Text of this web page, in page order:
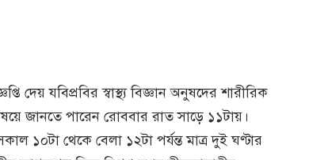
দেয় যবিপ্রবির স্বাস্থ্য বিজ্ঞান অনুষদের শারীরিক
জানতে পারেন রোববার রাত সাড়ে ১১টায়।
১০টা থেকে বেলা ১২টা পর্যন্ত মাত্র দুই ঘণ্টার